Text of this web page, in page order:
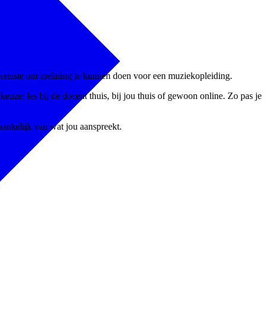
om toelating te kunnen doen voor een muziekopleiding.
les bij de docent thuis, bij jou thuis of gewoon online. Zo pas je
van wat jou aanspreekt.